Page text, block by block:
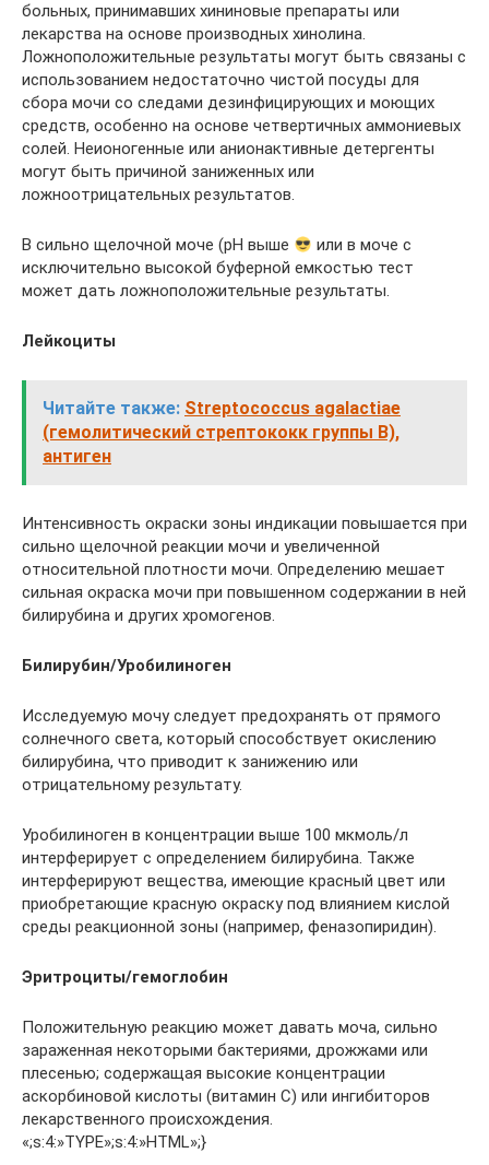
больных, принимавших хининовые препараты или
лекарства на основе производных хинолина.
Ложноположительные результаты могут быть связаны с
использованием недостаточно чистой посуды для
сбора мочи со следами дезинфицирующих и моющих
средств, особенно на основе четвертичных аммониевых
солей. Неионогенные или анионактивные детергенты
могут быть причиной заниженных или
ложноотрицательных результатов.
В сильно щелочной моче (рН выше
или в моче с
исключительно высокой буферной емкостью тест
может дать ложноположительные результаты.
Лейкоциты
Читайте также: Streptococcus agalactiae
(гемолитический стрептококк группы В),
антиген
Интенсивность окраски зоны индикации повышается при
сильно щелочной реакции мочи и увеличенной
относительной плотности мочи. Определению мешает
сильная окраска мочи при повышенном содержании в ней
билирубина и других хромогенов.
Билирубин/Уробилиноген
Исследуемую мочу следует предохранять от прямого
солнечного света, который способствует окислению
билирубина, что приводит к занижению или
отрицательному результату.
Уробилиноген в концентрации выше 100 мкмоль/л
интерферирует с определением билирубина. Также
интерферируют вещества, имеющие красный цвет или
приобретающие красную окраску под влиянием кислой
среды реакционной зоны (например, феназопиридин).
Эритроциты/гемоглобин
Положительную реакцию может давать моча, сильно
зараженная некоторыми бактериями, дрожжами или
плесенью; содержащая высокие концентрации
аскорбиновой кислоты (витамин С) или ингибиторов
лекарственного происхождения.
«;s:4:»TYPE»;s:4:»HTML»;}